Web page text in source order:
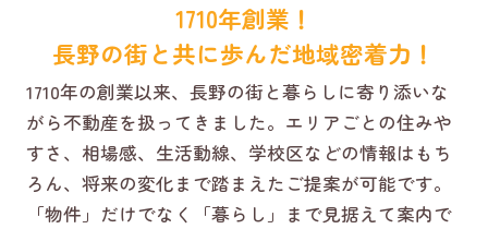
1710年創業！
長野の街と共に歩んだ地域密着力！
1710年の創業以来、長野の街と暮らしに寄り添いな
がら不動産を扱ってきました。エリアごとの住みや
すさ、相場感、生活動線、学校区などの情報はもち
ろん、将来の変化まで踏まえたご提案が可能です。
「物件」だけでなく「暮らし」まで見据えて案内で